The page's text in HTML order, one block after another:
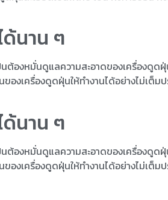
ด้นาน ๆ
ต้องหมั่นดูแลความสะอาดของเครื่องดู
องเครื่องดูดฝุ่นให้ทำงานได้อย่างไม่เต็
ด้นาน ๆ
ต้องหมั่นดูแลความสะอาดของเครื่องดู
องเครื่องดูดฝุ่นให้ทำงานได้อย่างไม่เต็